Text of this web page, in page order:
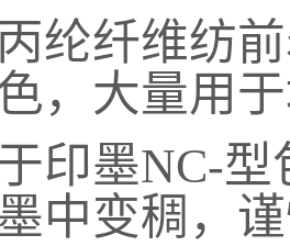
纶纤维纺
，大量用
印墨NC-
中变稠，